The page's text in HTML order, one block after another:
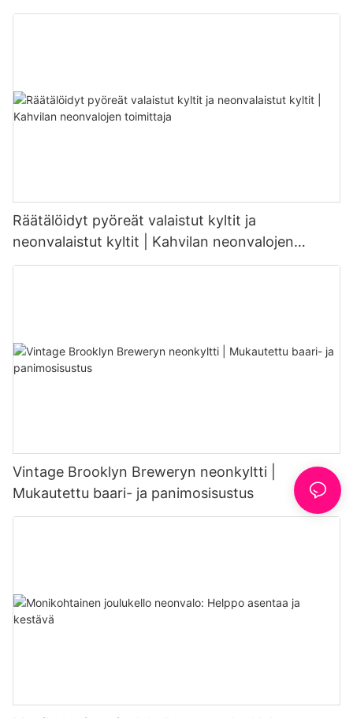
Räätälöidyt pyöreät valaistut kyltit ja
neonvalaistut kyltit | Kahvilan neonvalojen
toimittaja
Vintage Brooklyn Breweryn neonkyltti |
Mukautettu baari- ja panimosisustus